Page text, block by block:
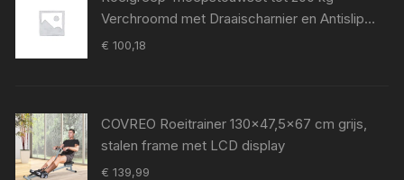
Verchroomd met Draaischarnier en Antislip
Grip voor Krachttraining
€ 100,18
COVREO Roeitrainer 130x47,5x67 cm grijs,
stalen frame met LCD display
€ 139,99